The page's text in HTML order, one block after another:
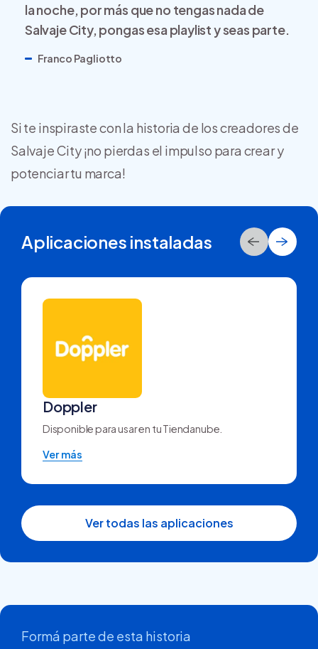
la noche, por más que no tengas nada de
Salvaje City, pongas esa playlist y seas parte.
Franco Pagliotto
Si te inspiraste con la historia de los creadores de
Salvaje City ¡no pierdas el impulso para crear y
potenciar tu marca!
Aplicaciones instaladas
Doppler
Disponible para usar en tu Tiendanube.
Ver más
Ver todas las aplicaciones
Formá parte de esta historia